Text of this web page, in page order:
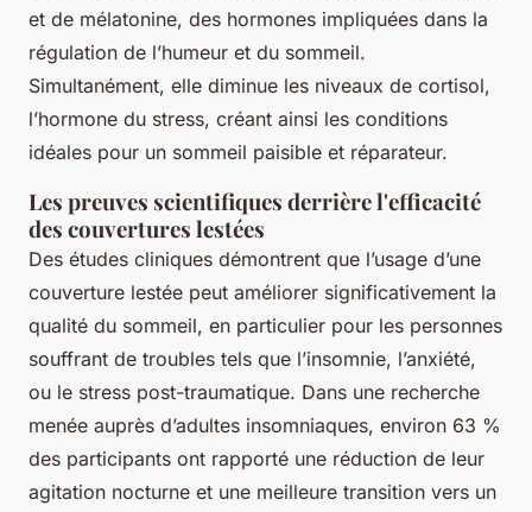
et de mélatonine, des hormones impliquées dans la
régulation de l’humeur et du sommeil.
Simultanément, elle diminue les niveaux de cortisol,
l’hormone du stress, créant ainsi les conditions
idéales pour un sommeil paisible et réparateur.
Les preuves scientifiques derrière l'efficacité
des couvertures lestées
Des études cliniques démontrent que l’usage d’une
couverture lestée peut améliorer significativement la
qualité du sommeil, en particulier pour les personnes
souffrant de troubles tels que l’insomnie, l’anxiété,
ou le stress post-traumatique. Dans une recherche
menée auprès d’adultes insomniaques, environ 63 %
des participants ont rapporté une réduction de leur
agitation nocturne et une meilleure transition vers un